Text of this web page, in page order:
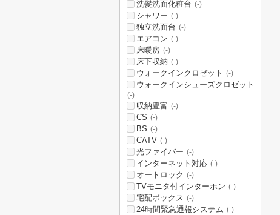
洗髪洗面化粧台 (-)
シャワー (-)
独立洗面台 (-)
エアコン (-)
床暖房 (-)
床下収納 (-)
ウォークインクロゼット (-)
ウォークインシューズクロゼット
(-)
収納豊富 (-)
CS (-)
BS (-)
CATV (-)
光ファイバー (-)
インターネット対応 (-)
オートロック (-)
TVモニタ付インターホン (-)
宅配ボックス (-)
24時間緊急通報システム (-)